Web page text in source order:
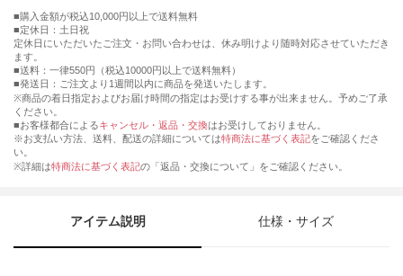
購入金額が税込10,000円以上で送料無料
定休日：土日祝
定休日にいただいたご注文・お問い合わせは、休み明けより随時対応させていただき
ます。
■送料：一律550円（税込10000円以上で送料無料）
■発送日：ご注文より1週間以内に商品を発送いたします。
※商品の着日指定およびお届け時間の指定はお受けする事が出来ません。予めご了承
ください。
■お客様都合によるキャンセル・返品・交換はお受けしておりません。
※お支払い方法、送料、配送の詳細については特商法に基づく表記をご確認くださ
い。
※詳細は特商法に基づく表記の「返品・交換について」をご確認ください。
アイテム説明 仕様・サイズ